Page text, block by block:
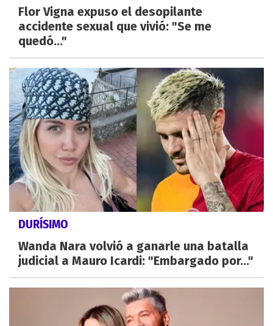
Flor Vigna expuso el desopilante
accidente sexual que vivió: "Se me
quedó..."
DURÍSIMO
Wanda Nara volvió a ganarle una batalla
judicial a Mauro Icardi: "Embargado por..."